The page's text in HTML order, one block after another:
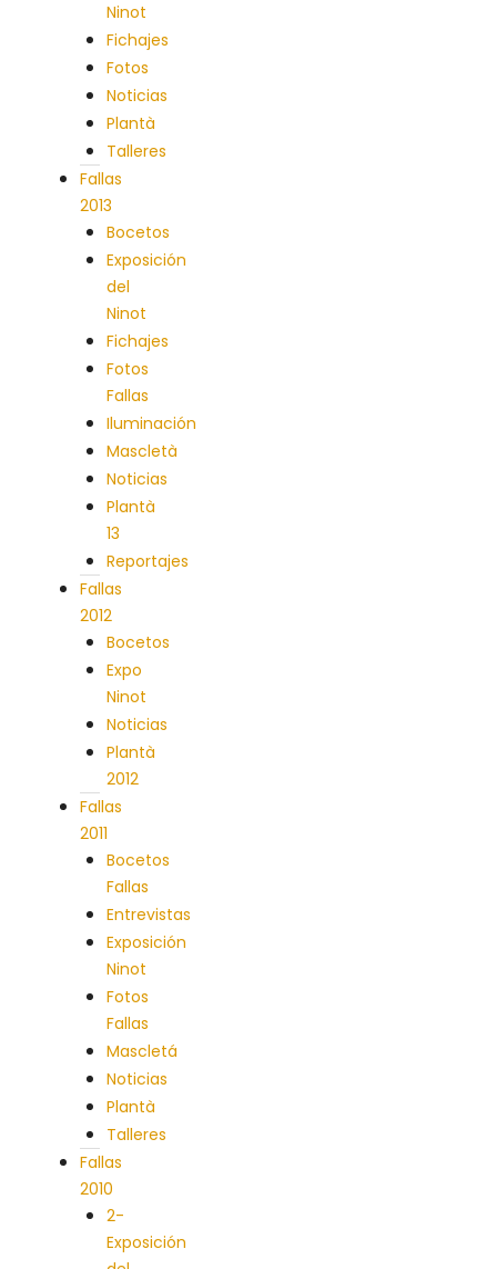
Ninot
Fichajes
Fotos
Noticias
Plantà
Talleres
Fallas
2013
Bocetos
Exposición
del
Ninot
Fichajes
Fotos
Fallas
Iluminación
Mascletà
Noticias
Plantà
13
Reportajes
Fallas
2012
Bocetos
Expo
Ninot
Noticias
Plantà
2012
Fallas
2011
Bocetos
Fallas
Entrevistas
Exposición
Ninot
Fotos
Fallas
Mascletá
Noticias
Plantà
Talleres
Fallas
2010
2-
Exposición